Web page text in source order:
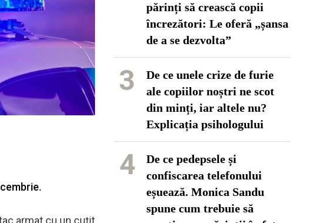
armat cu un cuțit
părinți să crească copii
încrezători: Le oferă „șansa
de a se dezvolta”
3
De ce unele crize de furie
ale copiilor noștri ne scot
din minți, iar altele nu?
Explicația psihologului
4
De ce pedepsele și
confiscarea telefonului
eșuează. Monica Sandu
spune cum trebuie să